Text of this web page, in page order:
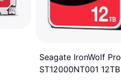
Seagate IronWolf Pro
ST12000NT001 12TB